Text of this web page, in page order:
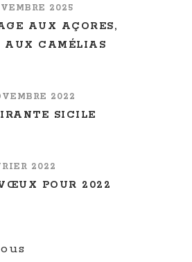
2025
AUX AÇORES,
AUX CAMÉLIAS
2022
SICILE
2022
POUR 2022